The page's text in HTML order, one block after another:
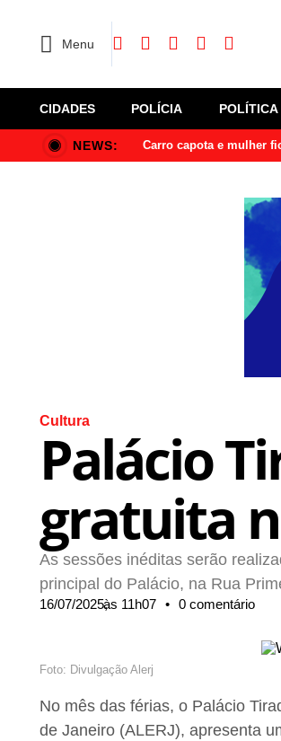
Menu
CIDADES POLÍCIA POLÍTICA
NEWS: Carro capota e mulher
Cultura
Palácio
gratuita
As sessões inéditas serão
principal do Palácio, na Rua
16/07/2025,às 11h07 • 0 comentário
Foto: Divulgação Alerj
No mês das férias, o Palácio
de Janeiro (ALERJ), apresenta